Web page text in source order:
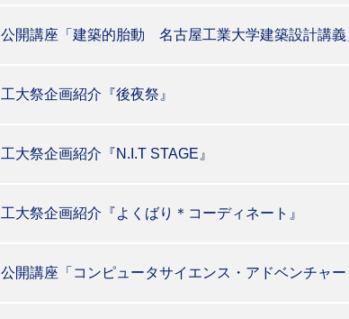
公開講座「建築的胎動 名古屋工業大学建築設計講義
工大祭企画紹介『後夜祭』
工大祭企画紹介『N.I.T STAGE』
工大祭企画紹介『よくばり＊コーディネート』
公開講座「コンピュータサイエンス・アドベンチャ